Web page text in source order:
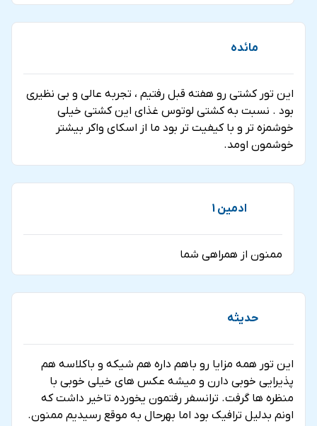
مائده
این تور کشتی رو هفته قبل رفتیم ، تجربه عالی و بی نظیری
بود . نسبت به کشتی لوتوس غذای این کشتی خیلی
خوشمزه تر و با کیفیت تر بود ما از اسکای واکر بیشتر
خوشمون اومد.
ادمین 1
ممنون از همراهی شما
حدیثه
این تور همه مزایا رو باهم داره هم شیکه و باکلاسه هم
پذیرایی خوبی دارن و میشه عکس های خیلی خوبی با
منظره ها گرفت. ترانسفر رفتمون یخورده تاخیر داشت که
اونم بدلیل ترافیک بود اما بهرحال به موقع رسیدیم ممنون.